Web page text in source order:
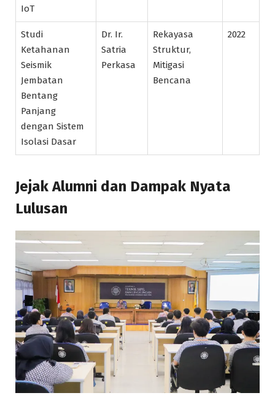
IoT
Studi
Ketahanan
Seismik
Jembatan
Bentang
Panjang
dengan Sistem
Isolasi Dasar
Dr. Ir.
Satria
Perkasa
Rekayasa
Struktur,
Mitigasi
Bencana
2022
Jejak Alumni dan Dampak Nyata
Lulusan